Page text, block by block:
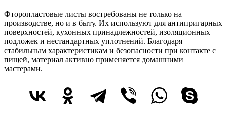
Фторопластовые листы востребованы не только на
производстве, но и в быту. Их используют для антипригарных
поверхностей, кухонных принадлежностей, изоляционных
подложек и нестандартных уплотнений. Благодаря
стабильным характеристикам и безопасности при контакте с
пищей, материал активно применяется домашними
мастерами.